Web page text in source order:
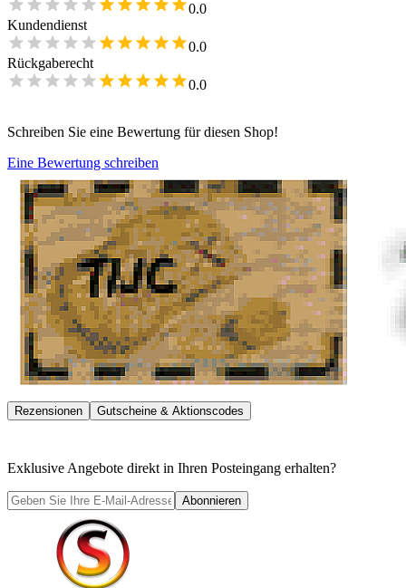
0.0
Kundendienst
0.0
Rückgaberecht
0.0
Schreiben Sie eine Bewertung für diesen Shop!
Eine Bewertung schreiben
Rezensionen Gutscheine & Aktionscodes
Exklusive Angebote direkt in Ihren Posteingang erhalten?
Abonnieren